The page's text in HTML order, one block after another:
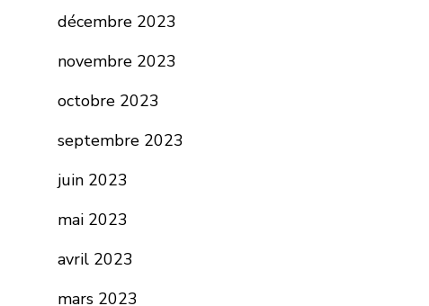
décembre 2023
novembre 2023
octobre 2023
septembre 2023
juin 2023
mai 2023
avril 2023
mars 2023